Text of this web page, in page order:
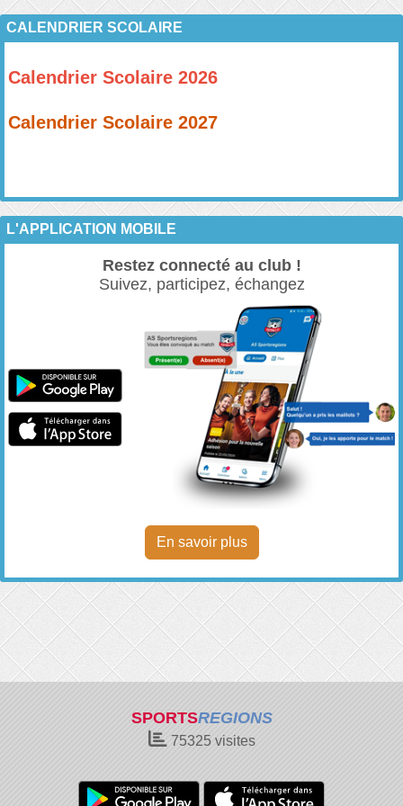
CALENDRIER SCOLAIRE
Calendrier Scolaire 2026
Calendrier Scolaire 2027
L'APPLICATION MOBILE
Restez connecté au club !
Suivez, participez, échangez
En savoir plus
SPORTSREGIONS
75325visites